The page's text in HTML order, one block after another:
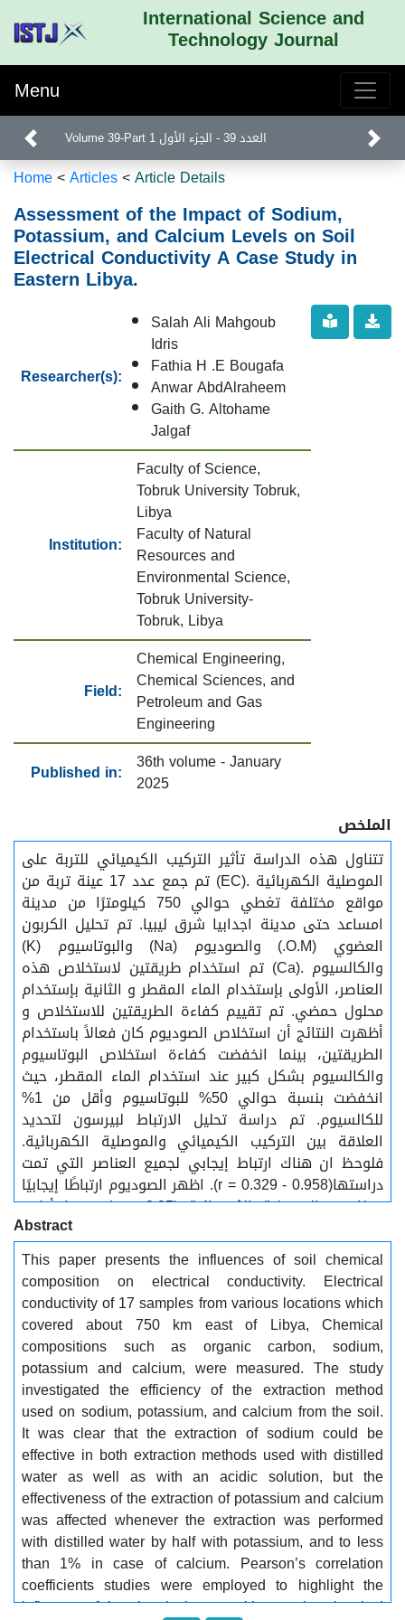
International Science and
Technology Journal
Menu
Volume 39-Part 1 العدد 39 - الجزء الأول
Home<Articles<Article Details
Assessment of the Impact of Sodium,
Potassium, and Calcium Levels on Soil
Electrical Conductivity A Case Study in
Eastern Libya.
Researcher(s):
Salah Ali Mahgoub
Idris
Fathia H .E Bougafa
Anwar AbdAlraheem
Gaith G. Altohame
Jalgaf
Institution:
Faculty of Science,
Tobruk University Tobruk,
Libya
Faculty of Natural
Resources and
Environmental Science,
Tobruk University-
Tobruk, Libya
Field:
Chemical Engineering,
Chemical Sciences, and
Petroleum and Gas
Engineering
Published in: 36th volume - January
2025
الملخص
تتناول هذه الدراسة تأثير التركيب الكيميائي للتربة على
الموصلية الكهربائية .(EC) تم جمع عدد 17 عينة تربة من
مواقع مختلفة تغطي حوالي 750 كيلومترًا من مدينة
امساعد حتى مدينة اجدابيا شرق ليبيا. تم تحليل الكربون
العضوي (O.M.) والصوديوم (Na) والبوتاسيوم (K)
والكالسيوم .(Ca) تم استخدام طريقتين لاستخلاص هذه
العناصر، الأولى بإستخدام الماء المقطر و الثانية بإستخدام
محلول حمضي. تم تقييم كفاءة الطريقتين للاستخلاص و
أظهرت النتائج أن استخلاص الصوديوم كان فعالاً باستخدام
الطريقتين، بينما انخفضت كفاءة استخلاص البوتاسيوم
والكالسيوم بشكل كبير عند استخدام الماء المقطر، حيث
انخفضت بنسبة حوالي 50% للبوتاسيوم وأقل من 1%
للكالسيوم. تم دراسة تحليل الارتباط لبيرسون لتحديد
العلاقة بين التركيب الكيميائي والموصلية الكهربائية.
فلوحظ ان هناك ارتباط إيجابي لجميع العناصر التي تمت
دراستها(r = 0.329 - 0.958). اظهر الصوديوم ارتباطًا إيجابيًا
قويًا مع الموصلية الكهربائية (r > 0.95)، بينما أظهر
الكالسيوم ارتباطًا إيجابيًا متوسطاً (r = 0.656 – 0.811)،
والبوتاسيوم ارتباطًا إيجابيًا ضعيفًا مع الموصلية الكهربائية
(r = 0.329–0.362).................. الكلمات المفتاحية:..........
الموصلية الكهربائية، محتوى التربة، الصوديوم،
البوتاسيوم، الكالسيوم، معامل ارتباط بيرسون
Abstract
This paper presents the influences of soil chemical
composition on electrical conductivity. Electrical
conductivity of 17 samples from various locations which
covered about 750 km east of Libya, Chemical
compositions such as organic carbon, sodium,
potassium and calcium, were measured. The study
investigated the efficiency of the extraction method
used on sodium, potassium, and calcium from the soil.
It was clear that the extraction of sodium could be
effective in both extraction methods used with distilled
water as well as with an acidic solution, but the
effectiveness of the extraction of potassium and calcium
was affected whenever the extraction was performed
with distilled water by half with potassium, and to less
than 1% in case of calcium. Pearson’s correlation
coefficients studies were employed to highlight the
influence of the chemical composition on the electrical